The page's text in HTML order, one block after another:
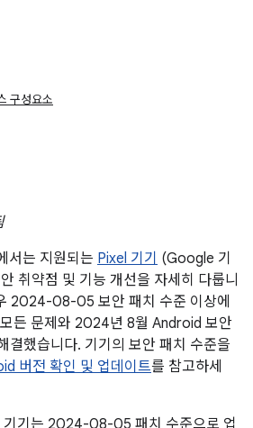
구성요소
서는 지원되는 Pixel 기기 (Google 기
취약점 및 기능 개선을 자세히 다룹니
2024-08-05 보안 패치 수준 이상에
든 문제와 2024년 8월 Android 보안
결했습니다. 기기의 보안 패치 수준을
버전 확인 및 업데이트를 참고하세
기는 2024-08-05 패치 수준으로 업